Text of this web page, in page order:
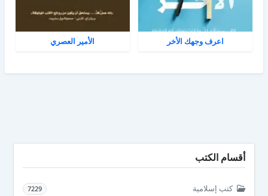
اعرف وجهك الأخر الأمير العصري
أقسام الكتب
كتب إسلامية 7229